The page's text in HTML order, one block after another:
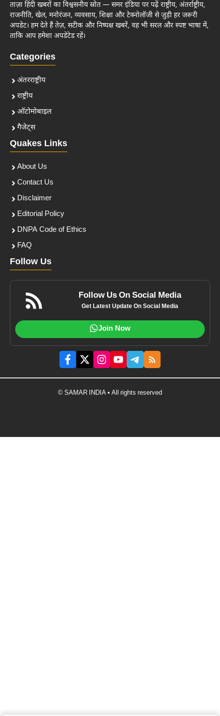
ताज़ा हिंदी खबरों का विश्वसनीय स्रोत — समर इंडिया पर पढ़ें राष्ट्रीय, अंतर्राष्ट्रीय,
राजनीति, खेल, मनोरंजन, व्यवसाय, शिक्षा और टेक्नोलॉजी से जुड़ी हर जरूरी
अपडेट। हम देते हैं तेज़, सटीक और निष्पक्ष खबरें, वह भी सरल और स्पष्ट भाषा में,
ताकि आप हमेशा अपडेटेड रहें।
Categories
अंतरराष्ट्रीय
राष्ट्रीय
ऑटोमोबाइल
गैजेट्स
Quakes Links
About Us
Contact Us
Disclaimer
Editorial Policy
DNPA Code of Ethics
FAQ
Follow Us
Follow Us On Social Media
Get Latest Update On Social Media
Join Now
© SAMAR INDIA • All rights reserved